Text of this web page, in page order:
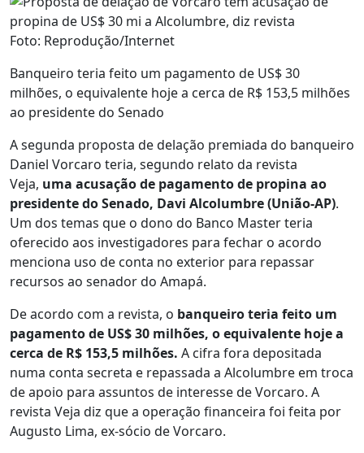
Foto: Reprodução/Internet
Banqueiro teria feito um pagamento de US$ 30
milhões, o equivalente hoje a cerca de R$ 153,5 milhões
ao presidente do Senado
A segunda proposta de delação premiada do banqueiro
Daniel Vorcaro teria, segundo relato da revista
Veja, uma acusação de pagamento de propina ao
presidente do Senado, Davi Alcolumbre (União-AP).
Um dos temas que o dono do Banco Master teria
oferecido aos investigadores para fechar o acordo
menciona uso de conta no exterior para repassar
recursos ao senador do Amapá.
De acordo com a revista, o banqueiro teria feito um
pagamento de US$ 30 milhões, o equivalente hoje a
cerca de R$ 153,5 milhões. A cifra fora depositada
numa conta secreta e repassada a Alcolumbre em troca
de apoio para assuntos de interesse de Vorcaro. A
revista Veja diz que a operação financeira foi feita por
Augusto Lima, ex-sócio de Vorcaro.